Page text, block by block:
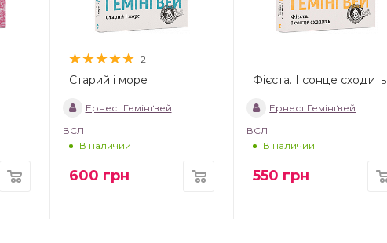
2
Старий і море
Ернест Гемінґвей
ВСЛ
В наличии
600 грн
Фієста. І сонце сходить
Ернест Гемінґвей
ВСЛ
В наличии
550 грн